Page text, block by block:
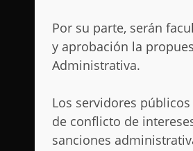
Por su parte, serán
y aprobación la
Administrativa.
Los servidores
de conflicto de
sanciones